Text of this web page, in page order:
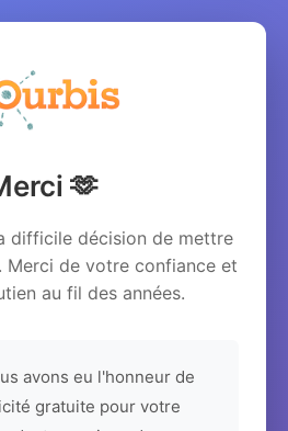
🫶
difficile décision de mettre
Merci de votre confiance et
au fil des années.
avons eu l'honneur de
gratuite pour votre